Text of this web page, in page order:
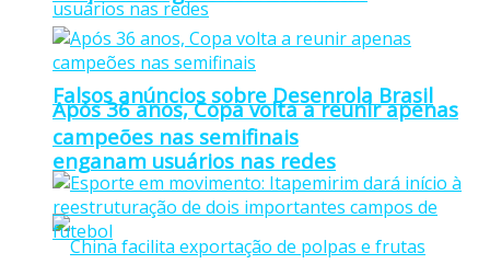
Falsos anúncios sobre Desenrola Brasil
enganam usuários nas redes
Após 36 anos, Copa volta a reunir apenas
campeões nas semifinais